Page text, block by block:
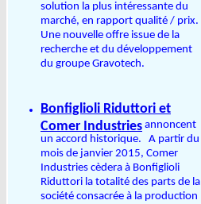
solution la plus intéressante du
marché, en rapport qualité / prix.
Une nouvelle offre issue de la
recherche et du développement
du groupe Gravotech.
Bonfiglioli Riduttori et
Comer Industries annoncent
un accord historique. A partir du
mois de janvier 2015, Comer
Industries cèdera à Bonfiglioli
Riduttori la totalité des parts de la
société consacrée à la production